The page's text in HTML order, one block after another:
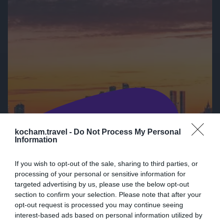
kocham.travel - Do Not Process My Personal
Information
If you wish to opt-out of the sale, sharing to third parties, or
processing of your personal or sensitive information for
targeted advertising by us, please use the below opt-out
section to confirm your selection. Please note that after your
opt-out request is processed you may continue seeing
interest-based ads based on personal information utilized by
Plan 7 dni po Afryce:
miasta + natura
Praktyczne wskazówki i inspiracje •
Afryka